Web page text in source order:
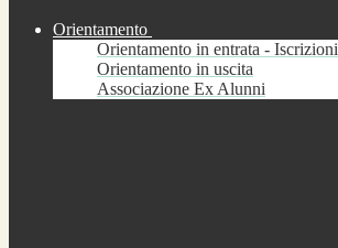
Orientamento
Orientamento in entrata - Iscrizioni
Orientamento in uscita
Associazione Ex Alunni